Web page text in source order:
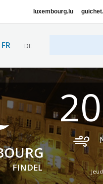
luxembourg.lu
FR DE
FINDEL
20